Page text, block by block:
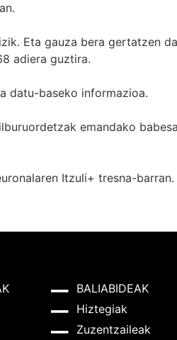
Eta gauza bera gertatzen
adiera guztira.
datu-baseko informazioa.
emandako
Itzuli+ tresna-barran.
BALIABIDEAK
Hiztegiak
Zuzentzaileak